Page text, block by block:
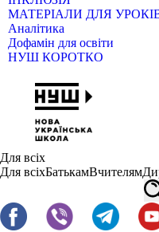
МАТЕРІАЛИ ДЛЯ
Аналітика
Дофамін для освіти
НУШ КОРОТКО
Для всіх
Для всіхБатькамВчителям